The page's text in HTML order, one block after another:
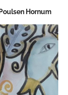
Hornum